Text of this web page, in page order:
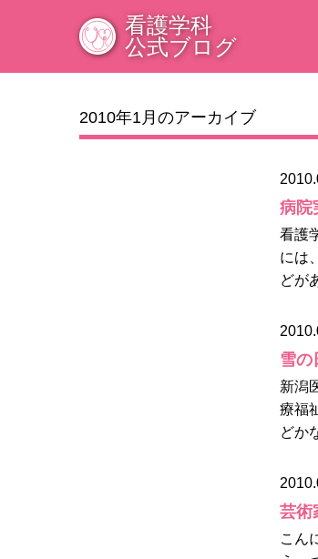
看護学科
公式ブログ
2010年1月のアーカイブ
病院
看護
には
どが
雪の
新潟
療福
どか
芸術
こん